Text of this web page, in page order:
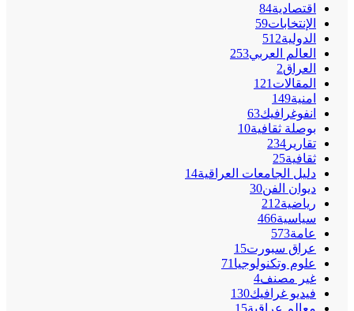
اقتصادية84
الإنتخابات59
الدولية512
العالم العربي253
العراق2
المقالات 121
امنية149
انفوغرافيك63
بوصلة ثقافية10
تقارير 234
ثقافية25
دليل الجامعات العراقية14
ديوان الفن30
رياضية212
سياسية466
عامة573
عراق سبورت15
علوم وتكنولوجيا 71
غير مصنف4
فيديو غرافيك130
معالم عراقية15